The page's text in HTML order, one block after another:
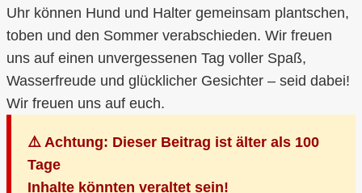
Uhr können Hund und Halter gemeinsam plantschen,
toben und den Sommer verabschieden. Wir freuen
uns auf einen unvergessenen Tag voller Spaß,
Wasserfreude und glücklicher Gesichter – seid dabei!
Wir freuen uns auf euch.
⚠️ Achtung: Dieser Beitrag ist älter als 100
Tage
Inhalte könnten veraltet sein!